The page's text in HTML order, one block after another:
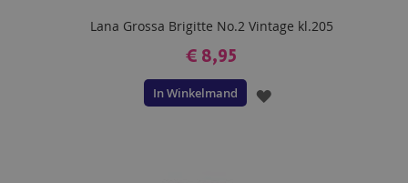
Lana Grossa Brigitte No.2 Vintage kl.205
€ 8,95
In Winkelmand
VOEG